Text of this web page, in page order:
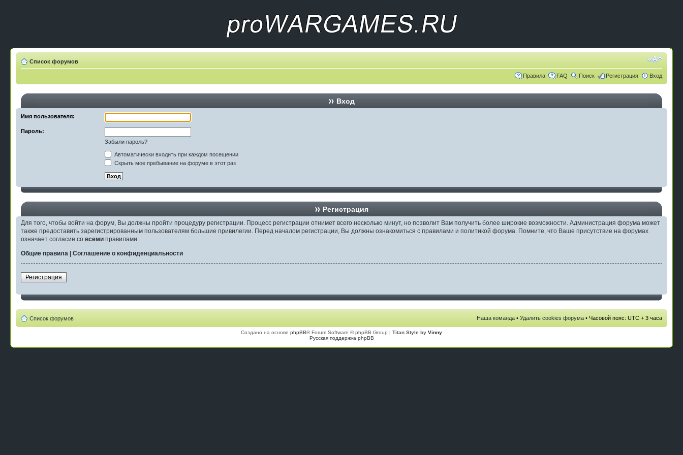
Список форумов
Правила FAQ Поиск Регистрация Вход
Вход
Имя пользователя:
Пароль:
Забыли пароль?
Автоматически входить при каждом посещении
Скрыть мое пребывание на форуме в этот раз
Регистрация
Для того, чтобы войти на форум, Вы должны пройти процедуру регистрации. Процесс регистрации отнимет всего несколько минут, но позволит Вам получить более широкие возможности. Администрация форума может
также предоставить зарегистрированным пользователям большие привилегии. Перед началом регистрации, Вы должны ознакомиться с правилами и политикой форума. Помните, что Ваше присутствие на форумах
означает согласие со всеми правилами.
Общие правила
Соглашение о конфиденциальности
Регистрация
Список форумов Наша команда • Удалить cookies форума • Часовой пояс: UTC + 3 часа
Создано на основе phpBB® Forum Software © phpBB Group | Titan Style by Vinny
Русская поддержка phpBB